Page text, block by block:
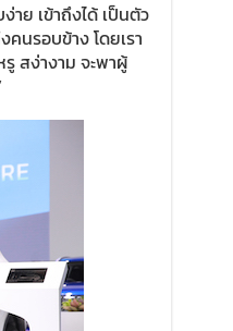
ย เข้าถึงได้ เป็นตัว
นรอบข้าง โดยเรา
สง่างาม จะพาผู้